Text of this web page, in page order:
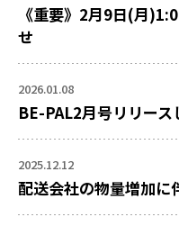
《重要》2月9日(月
せ
2026.01.08
BE-PAL2月号リリース
2025.12.12
配送会社の物量増加に